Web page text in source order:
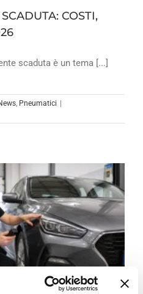
COSTI,
scaduta è un tema [...]
Pneumatici |